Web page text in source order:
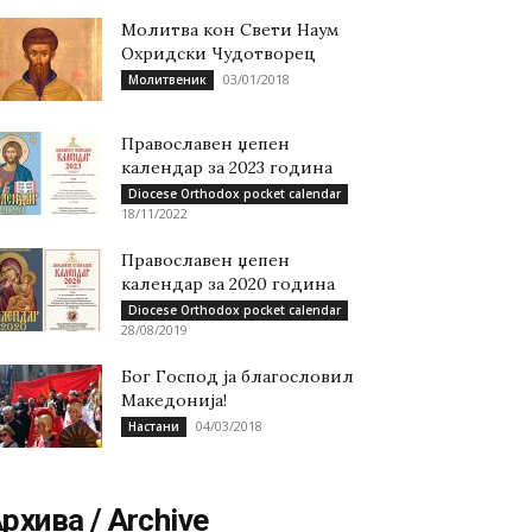
Молитва кон Свети Наум
Охридски Чудотворец
Молитвеник 03/01/2018
Православен џепен
календар за 2023 година
Diocese Orthodox pocket calendar
18/11/2022
Православен џепен
календар за 2020 година
Diocese Orthodox pocket calendar
28/08/2019
Бог Господ ја благословил
Македонија!
Настани 04/03/2018
/ Archive